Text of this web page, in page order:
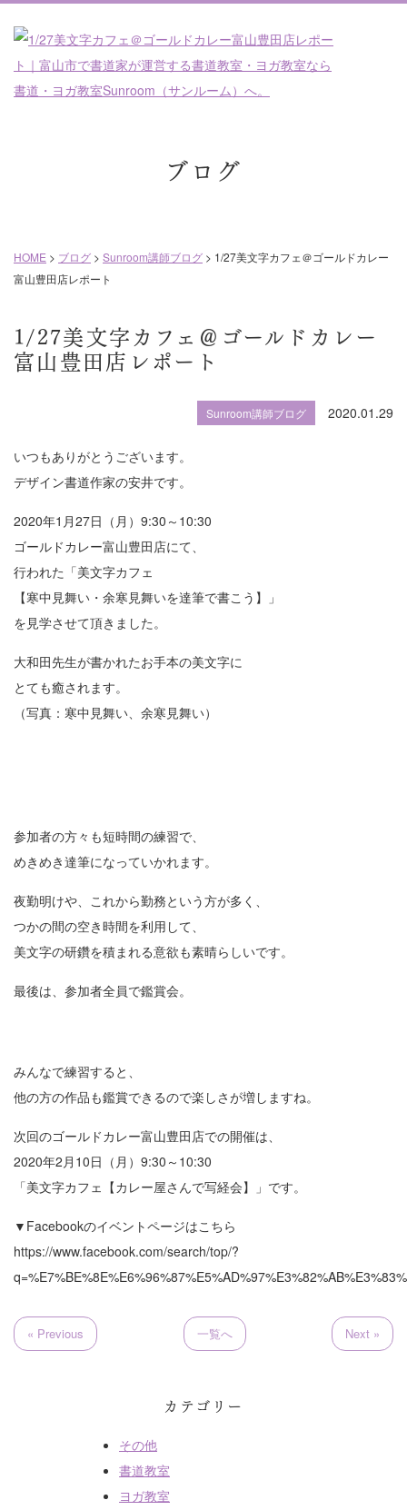
ブログ
HOME > ブログ > Sunroom講師ブログ > 1/27美文字カフェ＠ゴールドカレー
富山豊田店レポート
1/27美文字カフェ＠ゴールドカレー
富山豊田店レポート
Sunroom講師ブログ 2020.01.29
いつもありがとうございます。
デザイン書道作家の安井です。
2020年1月27日（月）9:30～10:30
ゴールドカレー富山豊田店にて、
行われた「美文字カフェ
【寒中見舞い・余寒見舞いを達筆で書こう】」
を見学させて頂きました。
大和田先生が書かれたお手本の美文字に
とても癒されます。
（写真：寒中見舞い、余寒見舞い）
参加者の方々も短時間の練習で、
めきめき達筆になっていかれます。
夜勤明けや、これから勤務という方が多く、
つかの間の空き時間を利用して、
美文字の研鑽を積まれる意欲も素晴らしいです。
最後は、参加者全員で鑑賞会。
みんなで練習すると、
他の方の作品も鑑賞できるので楽しさが増しますね。
次回のゴールドカレー富山豊田店での開催は、
2020年2月10日（月）9:30～10:30
「美文字カフェ【カレー屋さんで写経会】」です。
▼Facebookのイベントページはこちら
https://www.facebook.com/search/top/?
« Previous 一覧へ Next »
カテゴリー
その他
書道教室
ヨガ教室